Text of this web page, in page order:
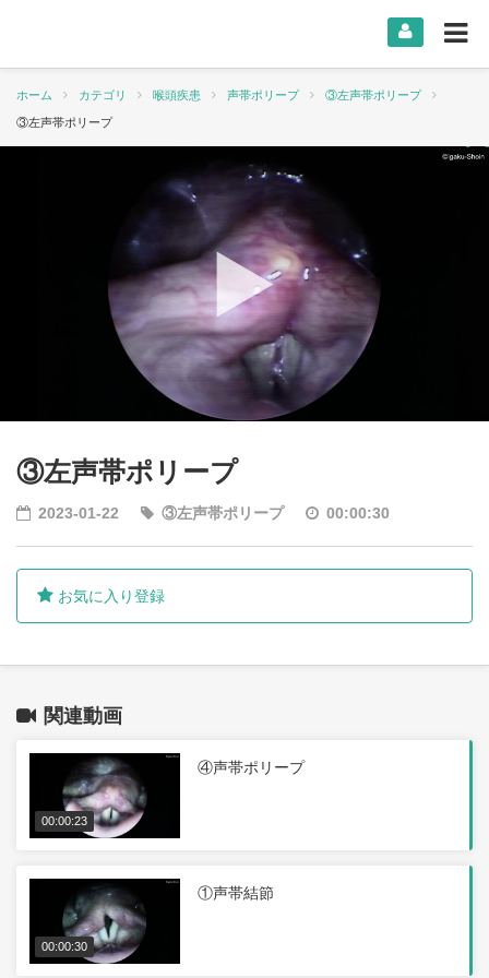
ホーム カテゴリ 喉頭疾患 声帯ポリープ ③左声帯ポリープ
③左声帯ポリープ
③左声帯ポリープ
2023-01-22 ③左声帯ポリープ 00:00:30
お気に入り登録
関連動画
④声帯ポリープ
00:00:23
①声帯結節
00:00:30